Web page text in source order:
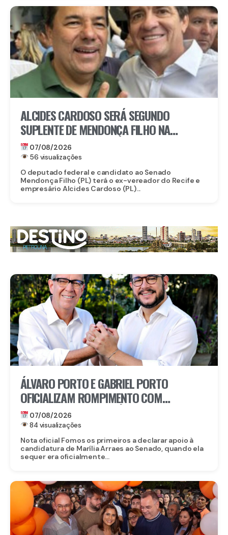
ALCIDES CARDOSO SERÁ SEGUNDO
SUPLENTE DE MENDONÇA FILHO NA
DISPUTA PELO SENADO
07/08/2026
56 visualizações
O deputado federal e candidato ao Senado
Mendonça Filho (PL) terá o ex-vereador do Recife e
empresário Alcides Cardoso (PL)...
ÁLVARO PORTO E GABRIEL PORTO
OFICIALIZAM ROMPIMENTO COM
CANDIDATURA DE MARÍLIA ARRAES AO
SENADO
07/08/2026
84 visualizações
Nota oficial Fomos os primeiros a declarar apoio à
candidatura de Marília Arraes ao Senado, quando ela
sequer era oficialmente...